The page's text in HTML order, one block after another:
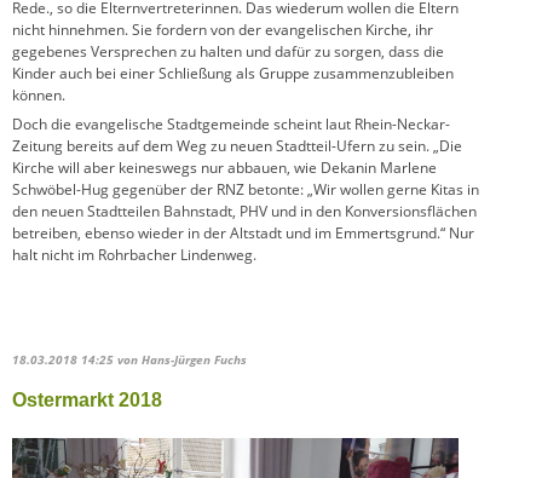
Rede., so die Elternvertreterinnen. Das wiederum wollen die Eltern
nicht hinnehmen. Sie fordern von der evangelischen Kirche, ihr
gegebenes Versprechen zu halten und dafür zu sorgen, dass die
Kinder auch bei einer Schließung als Gruppe zusammenzubleiben
können.
Doch die evangelische Stadtgemeinde scheint laut Rhein-Neckar-
Zeitung bereits auf dem Weg zu neuen Stadtteil-Ufern zu sein. „Die
Kirche will aber keineswegs nur abbauen, wie Dekanin Marlene
Schwöbel-Hug gegenüber der RNZ betonte: „Wir wollen gerne Kitas in
den neuen Stadtteilen Bahnstadt, PHV und in den Konversionsflächen
betreiben, ebenso wieder in der Altstadt und im Emmertsgrund.“ Nur
halt nicht im Rohrbacher Lindenweg.
18.03.2018 14:25 von Hans-Jürgen Fuchs
Ostermarkt 2018